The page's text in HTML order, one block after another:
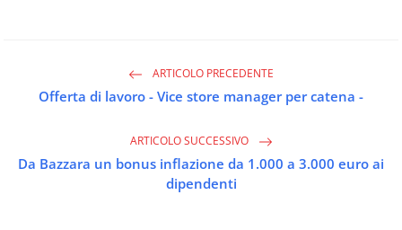
ARTICOLO PRECEDENTE
Offerta di lavoro - Vice store manager per catena -
ARTICOLO SUCCESSIVO
Da Bazzara un bonus inflazione da 1.000 a 3.000 euro ai
dipendenti